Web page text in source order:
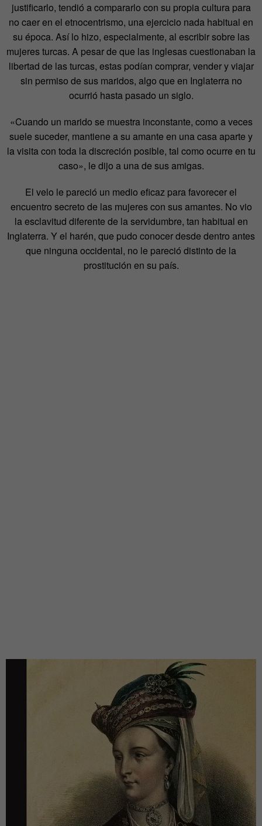
justificarlo, tendió a compararlo con su propia cultura para
no caer en el etnocentrismo, una ejercicio nada habitual en
su época. Así lo hizo, especialmente, al escribir sobre las
mujeres turcas. A pesar de que las inglesas cuestionaban la
libertad de las turcas, estas podían comprar, vender y viajar
sin permiso de sus maridos, algo que en Inglaterra no
ocurrió hasta pasado un siglo.
«Cuando un marido se muestra inconstante, como a veces
suele suceder, mantiene a su amante en una casa aparte y
la visita con toda la discreción posible, tal como ocurre en tu
caso», le dijo a una de sus amigas.
El velo le pareció un medio eficaz para favorecer el
encuentro secreto de las mujeres con sus amantes. No vio
la esclavitud diferente de la servidumbre, tan habitual en
Inglaterra. Y el harén, que pudo conocer desde dentro antes
que ninguna occidental, no le pareció distinto de la
prostitución en su país.